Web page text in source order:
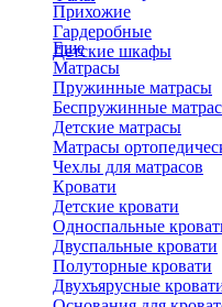
Прихожие
Гардеробные
Детские шкафы
Еще
Матрасы
Пружинные матрасы
Беспружинные
Детские матрасы
Матрасы
Чехлы для матрасов
Кровати
Детские кровати
Односпальные
Двуспальные кровати
Полуторные кровати
Двухъярусные